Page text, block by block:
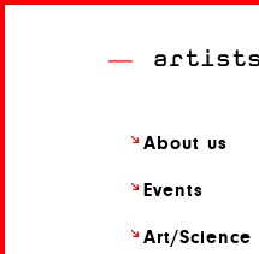
About us
Events
Art/Science